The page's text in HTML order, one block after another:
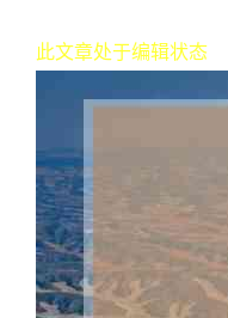
此文章处于编辑状态